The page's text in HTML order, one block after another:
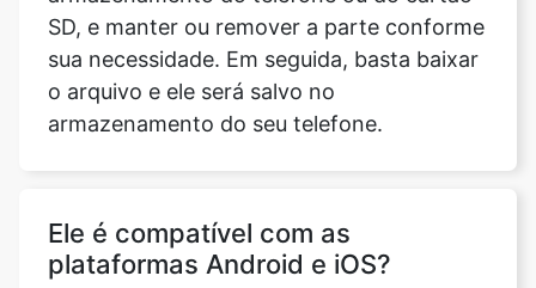
armazenamento do seu telefone.
Ele é compatível com as
todas as outras ferramentas suportam as
plataformas Android e iOS.